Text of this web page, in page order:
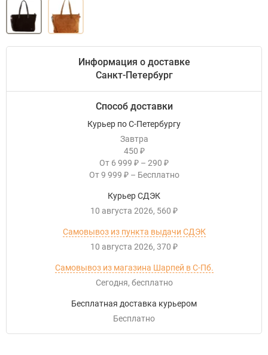
Информация о доставке
Санкт-Петербург
Способ доставки
Курьер по С-Петербургу
Завтра
450 ₽
От 6 999 ₽ – 290 ₽
От 9 999 ₽ – Бесплатно
Курьер СДЭК
10 августа 2026 560 ₽
Самовывоз из пункта выдачи СДЭК
10 августа 2026 370 ₽
Самовывоз из магазина Шарпей в С-Пб.
Сегодня
Бесплатно
Бесплатная доставка курьером
Бесплатно